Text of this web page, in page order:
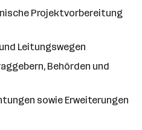
Projektvorbereitung
Leitungswegen
Behörden und
sowie Erweiterungen